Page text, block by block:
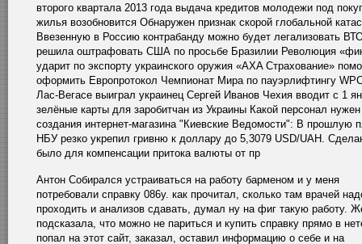
второго квартала 2013 года выдача кредитов молодежи под
жилья возобновится Обнаружен признак скорой глобальной
Ввезенную в Россию контрабанду можно будет легализовать
решила оштрафовать США по просьбе Бразилии Революция
ударит по экспорту украинского оружия «AXA Страхование»
оформить Европротокол Чемпионат Мира по пауэрлифтингу
Лас-Вегасе выиграл украинец Сергей Иванов Чехия вводит с 1
зелёные карты для заробитчан из Украины Какой персонал
создания интернет-магазина "Киевские Ведомости": В прошлую
НБУ резко укрепил гривню к доллару до 5,3079 USD/UAH.
было для компенсации притока валюты от пр
Антон Cобирался устраиваться на работу барменом и у меня
потребовали справку 086у. как прочитал, сколько там врачей
проходить и анализов сдавать, думал ну на фиг такую работу.
подсказала, что можно не париться и купить справку прямо в
попал на этот сайт, заказал, оставил информацию о себе и на